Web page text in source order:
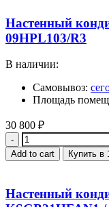
Настенный
09HPL103/R3
В наличии:
Самовывоз:
Площадь
30 800 ₽
Quantity
Add to cart Купить в
Настенный